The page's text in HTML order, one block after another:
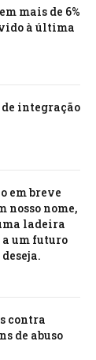
mais de 6%
à última
integração
em breve
nosso nome,
ladeira
um futuro
contra
de abuso